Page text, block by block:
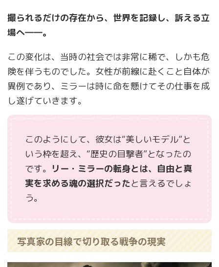
撮られるだけの存在から、世界を記録し、訴える立
場へ――。
この変化は、当時の社会では非常に稀で、しかも危
険を伴うものでした。女性が前線に赴くこと自体が
異例であり、ミラーは時に命を懸けてその仕事を成
し遂げていきます。
このようにして、彼女は“美しいモデル”と
いう枠を超え、“歴史の目撃者”となったの
です。 リー・ミラーの転身とは、自由と真
実を求める魂の選択だったと言えるでしょ
う。
写真家の目線で切り取る戦争の現実